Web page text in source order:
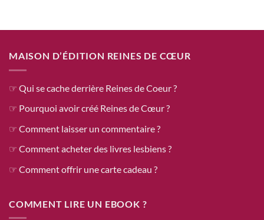
MAISON D’ÉDITION REINES DE CŒUR
☞ Qui se cache derrière Reines de Coeur ?
☞ Pourquoi avoir créé Reines de Cœur ?
☞ Comment laisser un commentaire ?
☞ Comment acheter des livres lesbiens ?
☞ Comment offrir une carte cadeau ?
COMMENT LIRE UN EBOOK ?